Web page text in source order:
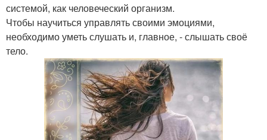
системой, как человеческий организм.
Чтобы научиться управлять своими эмоциями,
необходимо уметь слушать и, главное, - слышать своё
тело.